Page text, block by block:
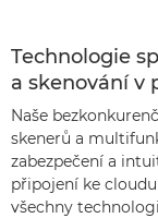
Technologie
a skenování v
Naše
skenerů a
zabezpečení a
připojení ke
všechny